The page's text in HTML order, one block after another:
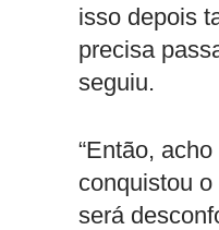
isso depois
precisa
seguiu.
“Então,
conquistou
será